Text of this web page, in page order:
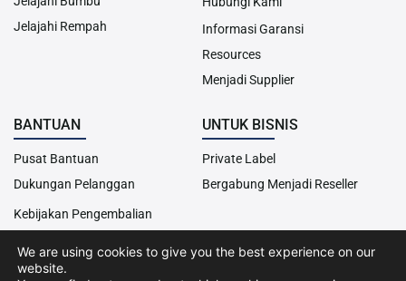
Jelajahi Rempah
Informasi Garansi
Resources
Menjadi Supplier
BANTUAN
Pusat Bantuan
Dukungan Pelanggan
Kebijakan Pengembalian
UNTUK BISNIS
Private Label
Bergabung Menjadi Reseller
Hak Cipta© 2013-2024 Cairo Food. Seluruh hak cipta dilindungi
We are using cookies to give you the best experience on our
website.